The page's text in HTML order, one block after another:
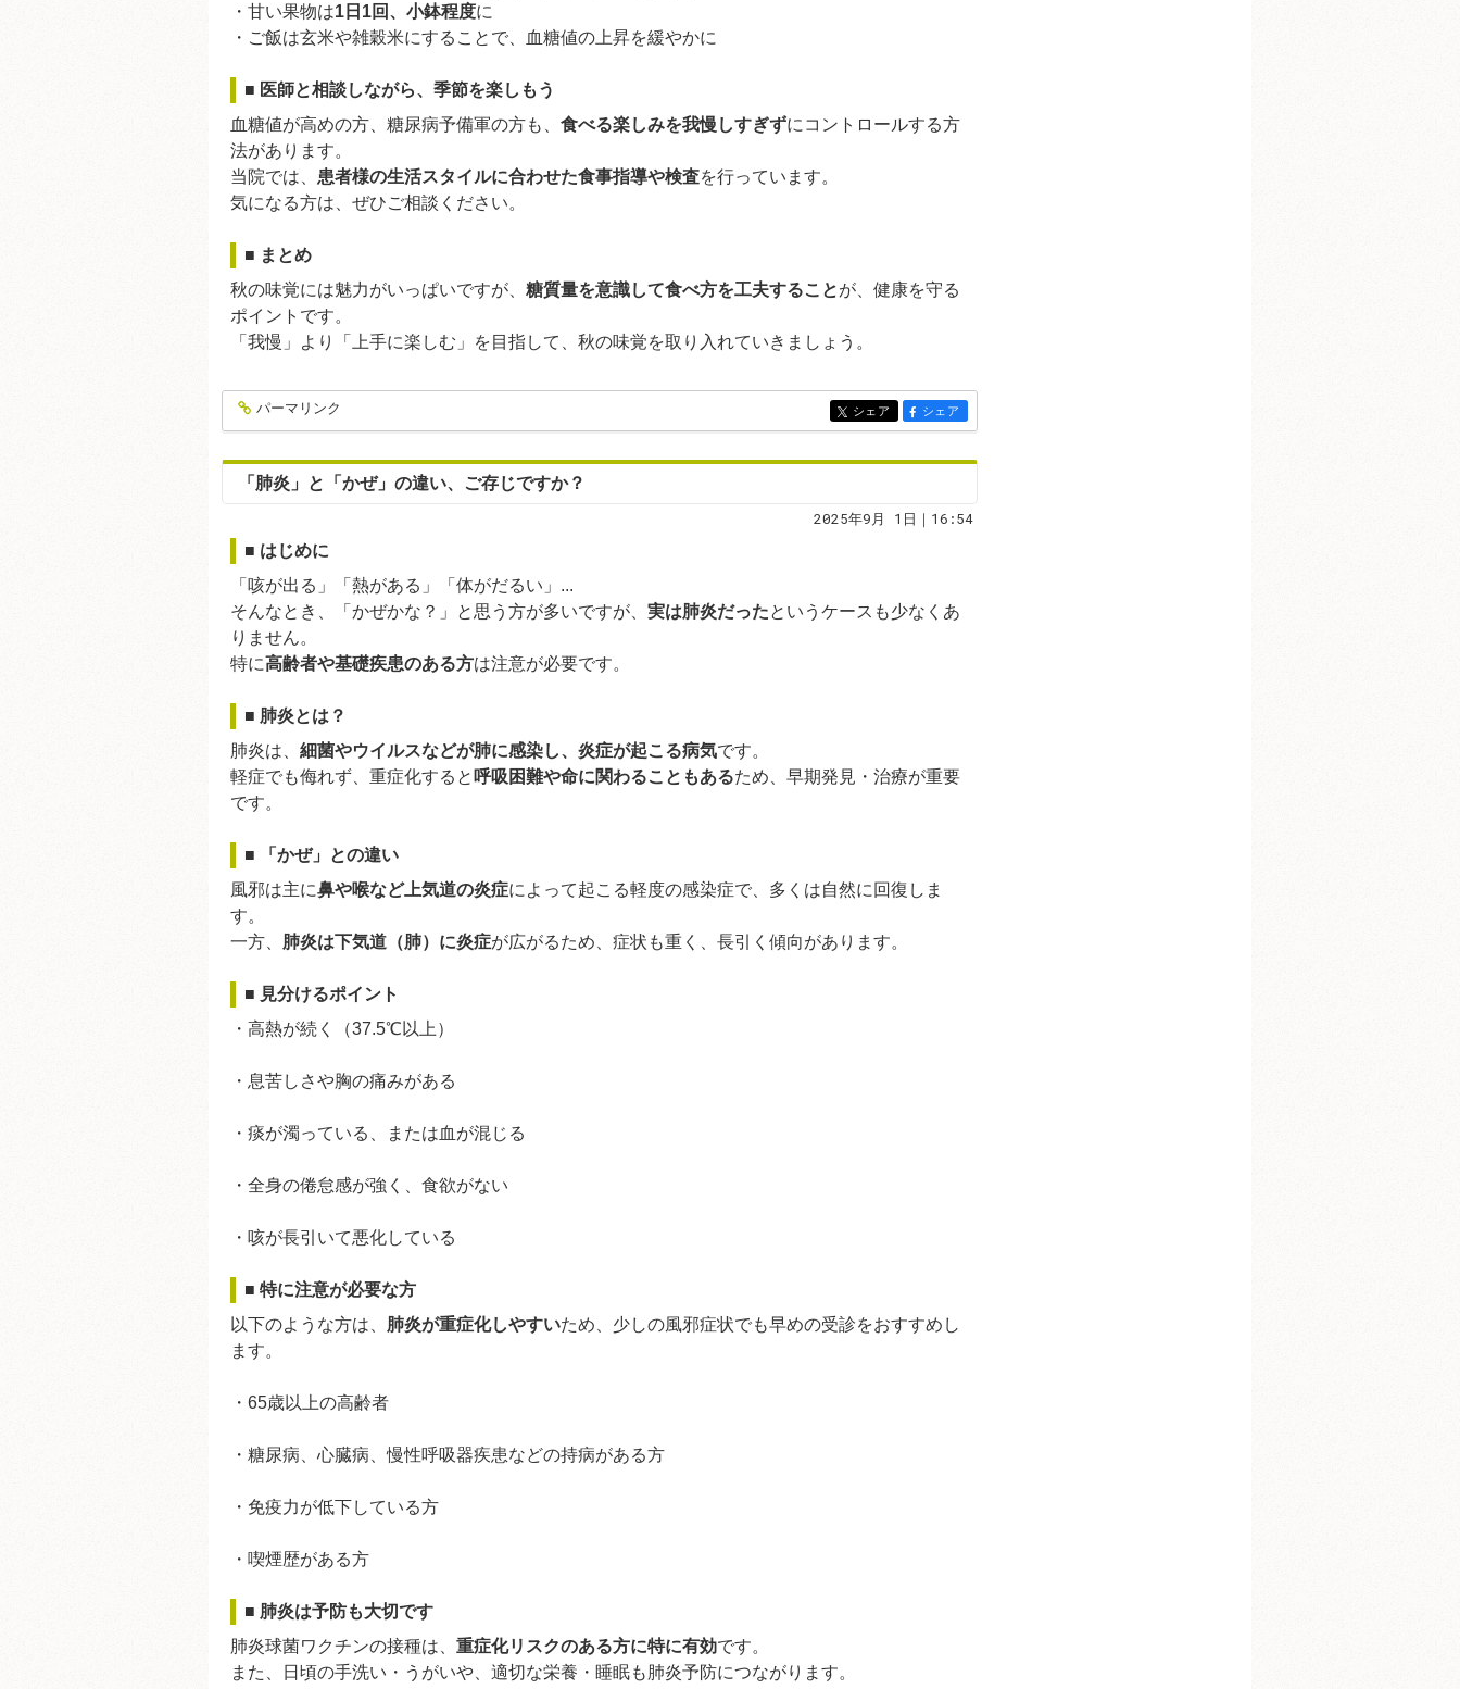
・甘い果物は1日1回、小鉢程度に
・ご飯は玄米や雑穀米にすることで、血糖値の上昇を緩やかに
■ 医師と相談しながら、季節を楽しもう
血糖値が高めの方、糖尿病予備軍の方も、 食べる楽しみを我慢しすぎずにコントロールする方
法があります。
当院では、 患者様の生活スタイルに合わせた食事指導や検査を行っています。
気になる方は、ぜひご相談ください。
■ まとめ
秋の味覚には魅力がいっぱいですが、 糖質量を意識して食べ方を工夫することが、健康を守る
ポイントです。
「我慢」より「上手に楽しむ」を目指して、秋の味覚を取り入れていきましょう。
entry303
パーマリンク entry303
シェア entry303
シェア
「肺炎」と「かぜ」の違い、ご存じですか？
2025年9月 1日｜16:54
■ はじめに
「咳が出る」「熱がある」「体がだるい」...
そんなとき、「かぜかな？」と思う方が多いですが、 実は肺炎だったというケースも少なくあ
りません。
特に高齢者や基礎疾患のある方は注意が必要です。
■ 肺炎とは？
肺炎は、 細菌やウイルスなどが肺に感染し、炎症が起こる病気です。
軽症でも侮れず、重症化すると 呼吸困難や命に関わることもあるため、早期発見・治療が重要
です。
■ 「かぜ」との違い
風邪は主に鼻や喉など上気道の炎症によって起こる軽度の感染症で、多くは自然に回復しま
す。
一方、 肺炎は下気道（肺）に炎症が広がるため、症状も重く、長引く傾向があります。
■ 見分けるポイント
・高熱が続く（37.5℃以上）
・息苦しさや胸の痛みがある
・痰が濁っている、または血が混じる
・全身の倦怠感が強く、食欲がない
・咳が長引いて悪化している
■ 特に注意が必要な方
以下のような方は、 肺炎が重症化しやすいため、少しの風邪症状でも早めの受診をおすすめし
ます。
・65歳以上の高齢者
・糖尿病、心臓病、慢性呼吸器疾患などの持病がある方
・免疫力が低下している方
・喫煙歴がある方
■ 肺炎は予防も大切です
肺炎球菌ワクチンの接種は、 重症化リスクのある方に特に有効です。
また、日頃の手洗い・うがいや、適切な栄養・睡眠も肺炎予防につながります。